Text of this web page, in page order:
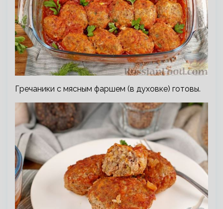
Гречаники с мясным фаршем (в духовке) готовы.